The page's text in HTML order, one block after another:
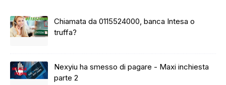
Chiamata da 0115524000, banca Intesa o
truffa?
Nexyiu ha smesso di pagare - Maxi inchiesta
parte 2